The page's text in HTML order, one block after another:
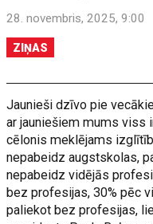
28. novembris, 2025, 9:00
ZIŅAS
Jaunieši dzīvo pie
ar jauniešiem mums viss
cēlonis meklējams
nepabeidz augstskolas,
nepabeidz vidējās
bez profesijas, 30% pēc
paliekot bez profesijas,